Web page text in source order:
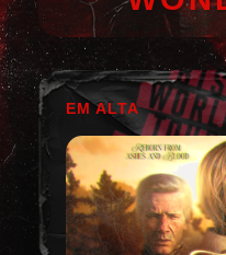
EM ALTA